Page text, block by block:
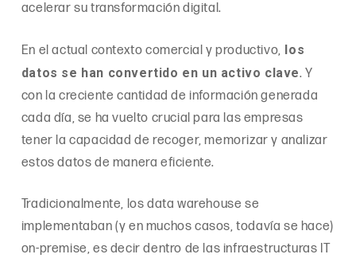
acelerar su transformación digital.
En el actual contexto comercial y productivo, los
datos se han convertido en un activo clave. Y
con la creciente cantidad de información generada
cada día, se ha vuelto crucial para las empresas
tener la capacidad de recoger, memorizar y analizar
estos datos de manera eficiente.
Tradicionalmente, los data warehouse se
implementaban (y en muchos casos, todavía se hace)
on-premise, es decir dentro de las infraestructuras IT